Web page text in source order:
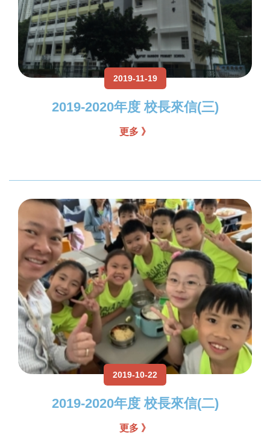
2019-11-19
2019-2020年度 校長來信(三)
更多 》
2019-10-22
2019-2020年度 校長來信(二)
更多 》